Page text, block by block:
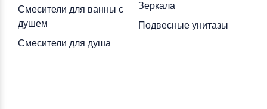
Смесители для ванны с
душем
Смесители для душа
Зеркала
Подвесные унитазы